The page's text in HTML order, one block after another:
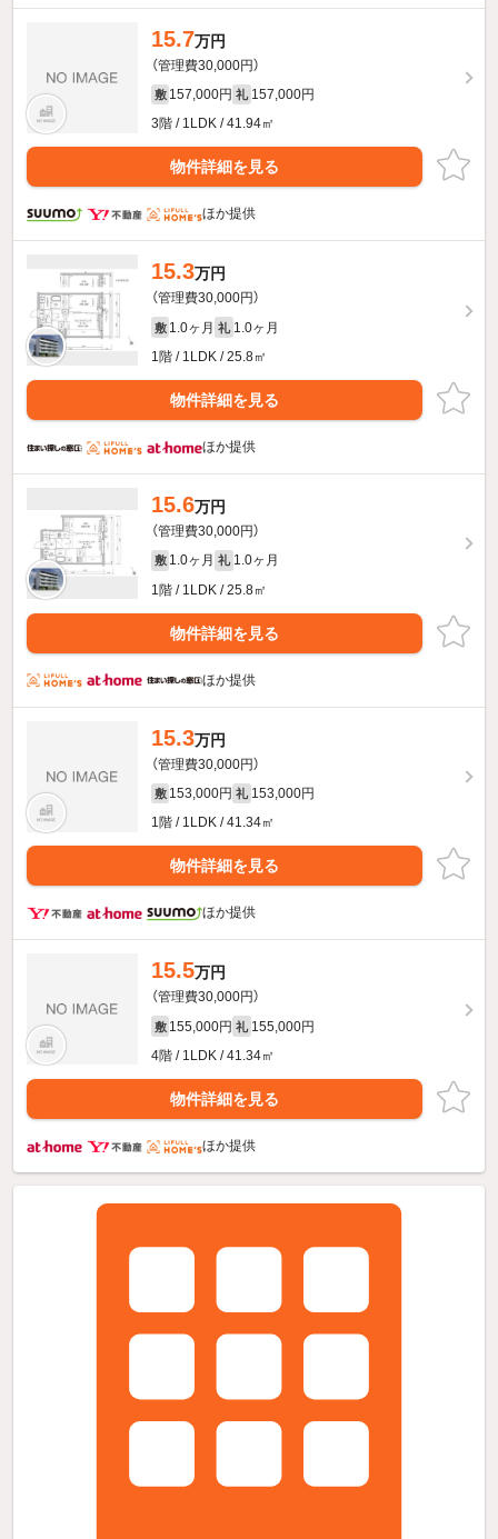
15.7万円
（管理費30,000円）
敷 157,000円 礼 157,000円
3階 / 1LDK / 41.94㎡
物件詳細を見る
ほか提供
15.3万円
（管理費30,000円）
敷 1.0ヶ月 礼 1.0ヶ月
1階 / 1LDK / 25.8㎡
物件詳細を見る
ほか提供
15.6万円
（管理費30,000円）
敷 1.0ヶ月 礼 1.0ヶ月
1階 / 1LDK / 25.8㎡
物件詳細を見る
ほか提供
15.3万円
（管理費30,000円）
敷 153,000円 礼 153,000円
1階 / 1LDK / 41.34㎡
物件詳細を見る
ほか提供
15.5万円
（管理費30,000円）
敷 155,000円 礼 155,000円
4階 / 1LDK / 41.34㎡
物件詳細を見る
ほか提供